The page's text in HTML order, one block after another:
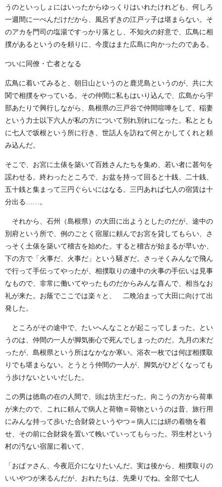
うのといっしょにはいったからゆっくりはいれたけれども、何しろ
一週間に一ぺんだけだから、風呂ずきの江戸ッ子は堪まらない。そ
のアカを門司の塩湯ですっかり落とし、不知火の好意で、広鳥に相
撲があるというのを頼りに、今度はまた広島に向かったのである。
ついに同僚・亡者となる
広鳥に着いてみると、朝日山というのと鹿児島というのが、共に大
関で相撲をやっている。その仲間に私もはいり込んで、広島から宇
部あたりで興行しながら、島根県の三戸谷で仲間喧嘩をして、稲妻
という力士以下六人が私の方について別れ別れになった。私ととも
に七人で坂根という所に行き、世話人を訪ねて何とかしてくれと頼
み込んだ。
そこで、お宮に土俵を築いて百姓さんたちを集め、若い者に甚句を
謡わせる。終わったところで、お盆を持って回ると十銭、二十銭、
五十銭と集まって三円ぐらいにはなる。三円あれば七人の宿賃は十
分出る……。
それから、石州（島根県）の大田に出ようとしたのだが、途中の
別府という所で、例のごとく宿屋に頼んでお宮を貸してもらい、さ
っそく土俵を築いて稽古を始めた。すると稽古が始まるが早いか、
下の方で「火事だ、火事だ」という騒ぎだ。さっそくみんなで飛ん
で行って手伝ってやったが、相撲取りの連中の火事の手伝いは見事
なもので、非常に働いてやったものだからみんな喜んで、相当なお
礼が来た。お蔭でここでは楽々と、 二晩泊まって大田に向けて出
発した。
ところがその途中で、たいへんなことが起こってしまった。とい
うのは、仲間の一人が脚気衝心で死んでしまったのだ。九月の末だ
ったが、島根県という所はなかなか寒い。浴衣一枚では何ぽ相撲取
りでも堪まらない。とうとう仲間の一人が、脚気がひどくなっても
う歩けないといいだした。
この男は徳島の在の人間で、頭は坊主だった。向こうの方から荷車
が来たので、これに頼んで病人と荷物＝荷物というのは昔、旅行用
にみんな持って歩いた合財袋というやつ＝病人には絣の着物を着
せ、その前に合財袋を置いて輓いていってもらった。羽生村という
村の汚ない宿屋に着いて、
「おばァさん、今夜厄介になりたいんだ。実は後から、相撲取りの
いいやつが来るんだが、おれたちは、先乗りでね。全部で七人